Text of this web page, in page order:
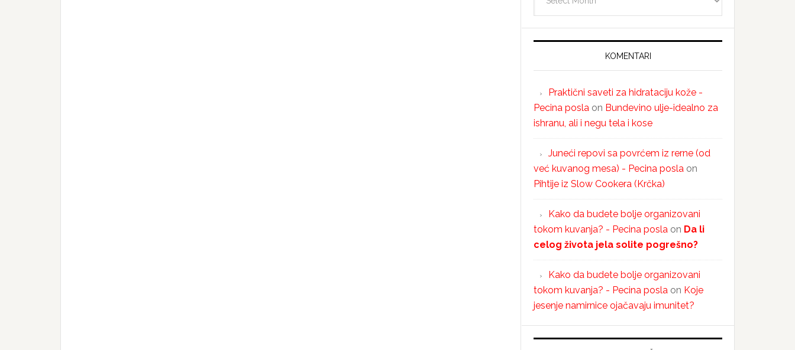
KOMENTARI
Praktični saveti za hidrataciju kože -
Pecina posla on Bundevino ulje-idealno za
ishranu, ali i negu tela i kose
Juneći repovi sa povrćem iz rerne (od
već kuvanog mesa) - Pecina posla on
Pihtije iz Slow Cookera (Krčka)
Kako da budete bolje organizovani
tokom kuvanja? - Pecina posla on Da li
celog života jela solite pogrešno?
Kako da budete bolje organizovani
tokom kuvanja? - Pecina posla on Koje
jesenje namirnice ojačavaju imunitet?